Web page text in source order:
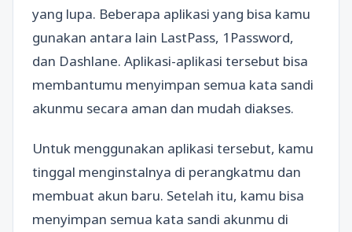
yang lupa. Beberapa aplikasi yang bisa kamu
gunakan antara lain LastPass, 1Password,
dan Dashlane. Aplikasi-aplikasi tersebut bisa
membantumu menyimpan semua kata sandi
akunmu secara aman dan mudah diakses.
Untuk menggunakan aplikasi tersebut, kamu
tinggal menginstalnya di perangkatmu dan
membuat akun baru. Setelah itu, kamu bisa
menyimpan semua kata sandi akunmu di